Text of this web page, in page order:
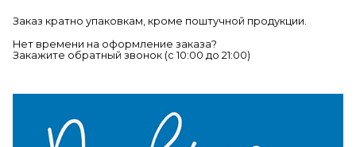
Заказ кратно упаковкам, кроме поштучной продукции.
Нет времени на оформление заказа?
Закажите обратный звонок (c 10:00 до 21:00)